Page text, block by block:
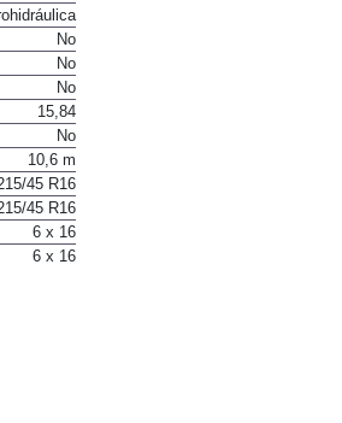
Cremallera
No
No
No
15,84
No
10,6 m
45 R16
215/45 R16
6 x 16